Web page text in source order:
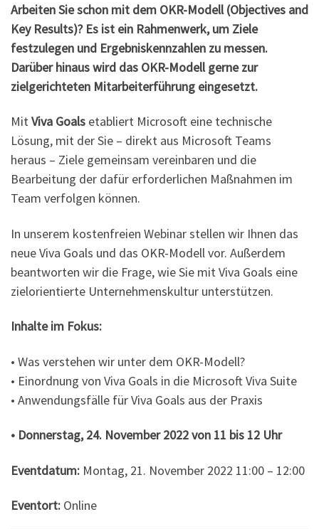
Arbeiten Sie schon mit dem OKR-Modell (Objectives and
Key Results)? Es ist ein Rahmenwerk, um Ziele
festzulegen und Ergebniskennzahlen zu messen.
Darüber hinaus wird das OKR-Modell gerne zur
zielgerichteten Mitarbeiterführung eingesetzt.
MitViva Goals etabliert Microsoft eine technische
Lösung, mit der Sie – direkt aus Microsoft Teams
heraus – Ziele gemeinsam vereinbaren und die
Bearbeitung der dafür erforderlichen Maßnahmen im
Team verfolgen können.
In unserem kostenfreien Webinar stellen wir Ihnen das
neue Viva Goals und das OKR-Modell vor. Außerdem
beantworten wir die Frage, wie Sie mit Viva Goals eine
zielorientierte Unternehmenskultur unterstützen.
Inhalte im Fokus:
• Was verstehen wir unter dem OKR-Modell?
• Einordnung von Viva Goals in die Microsoft Viva Suite
• Anwendungsfälle für Viva Goals aus der Praxis
• Donnerstag, 24. November 2022 von 11 bis 12 Uhr
Eventdatum: Montag, 21. November 2022 11:00 – 12:00
Eventort: Online